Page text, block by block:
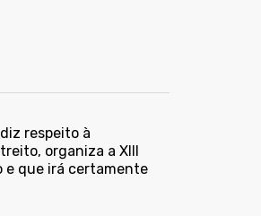
respeito à
organiza a XIII
e que irá certamente